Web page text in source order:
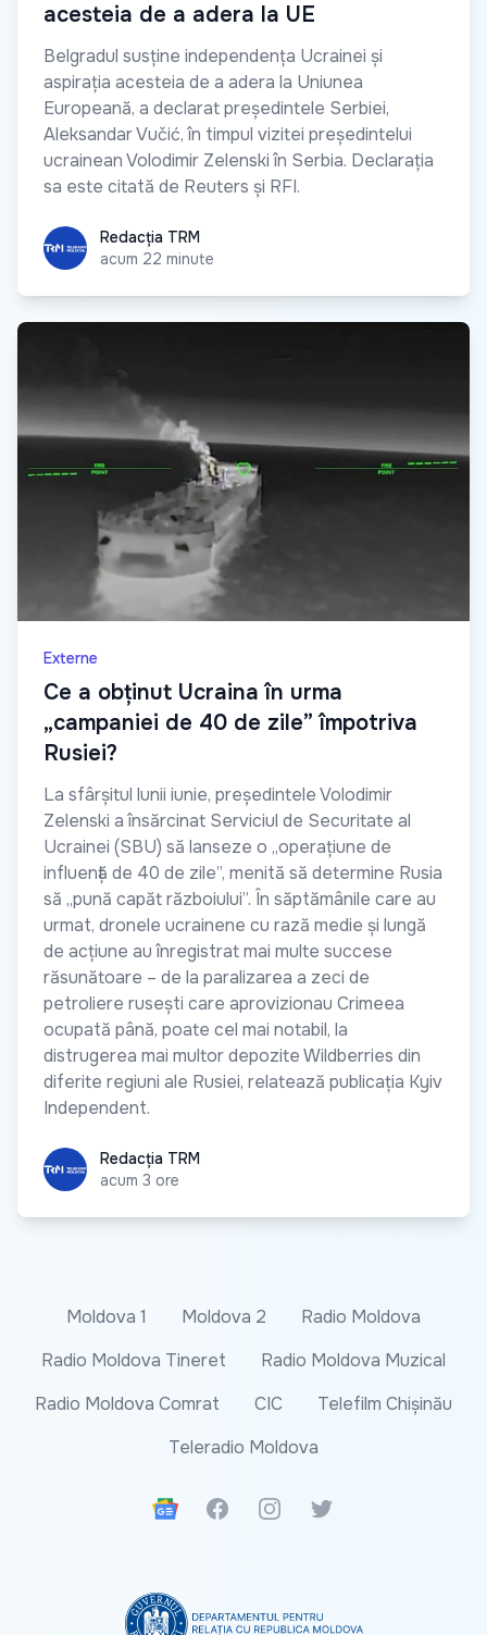
acesteia de a adera la UE
Belgradul susține independența Ucrainei și
aspirația acesteia de a adera la Uniunea
Europeană, a declarat președintele Serbiei,
Aleksandar Vučić, în timpul vizitei președintelui
ucrainean Volodimir Zelenski în Serbia. Declarația
sa este citată de Reuters și RFI.
Redacția TRM
Redacția TRM
acum 22 minute
Externe
Ce a obținut Ucraina în urma
„campaniei de 40 de zile” împotriva
Rusiei?
La sfârșitul lunii iunie, președintele Volodimir
Zelenski a însărcinat Serviciul de Securitate al
Ucrainei (SBU) să lanseze o „operațiune de
influență de 40 de zile”, menită să determine Rusia
să „pună capăt războiului”. În săptămânile care au
urmat, dronele ucrainene cu rază medie și lungă
de acțiune au înregistrat mai multe succese
răsunătoare – de la paralizarea a zeci de
petroliere rusești care aprovizionau Crimeea
ocupată până, poate cel mai notabil, la
distrugerea mai multor depozite Wildberries din
diferite regiuni ale Rusiei, relatează publicația Kyiv
Independent.
Redacția TRM
Redacția TRM
acum 3 ore
Moldova 1 Moldova 2
Radio Moldova
Radio Moldova Tineret
Radio Moldova Muzical
Radio Moldova Comrat
CIC
Telefilm Chișinău
Teleradio Moldova
Google News
FacebookInstagramTwitter